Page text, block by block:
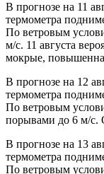
В прогнозе на 11
термометра
По ветровым
м/с. 11 августа
мокрые,
В прогнозе на 12
термометра
По ветровым
порывами до 6 м/с.
В прогнозе на 13
термометра
По ветровым